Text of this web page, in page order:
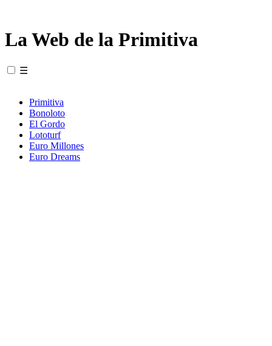
La Web de la Primitiva
☰
Primitiva
Bonoloto
El Gordo
Lototurf
Euro Millones
Euro Dreams